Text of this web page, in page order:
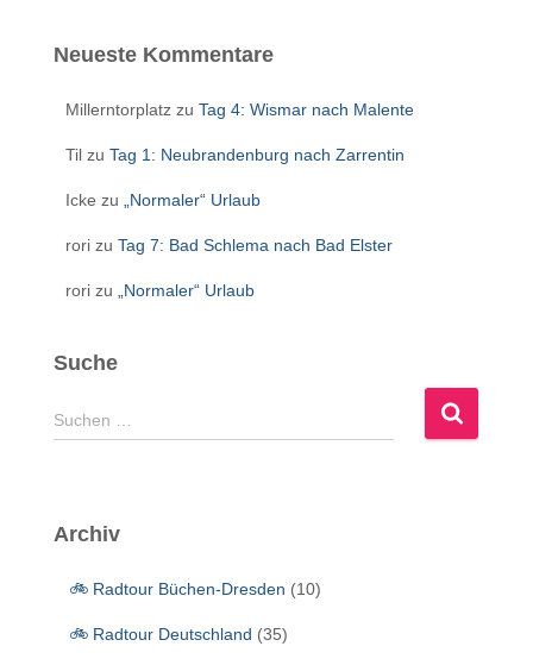
Neueste Kommentare
Millerntorplatz zu Tag 4: Wismar nach Malente
Til zu Tag 1: Neubrandenburg nach Zarrentin
Icke zu „Normaler“ Urlaub
rori zu Tag 7: Bad Schlema nach Bad Elster
rori zu „Normaler“ Urlaub
Suche
S
u
n
Suchen …
Archiv
🚲 Radtour Büchen-Dresden (10)
🚲 Radtour Deutschland (35)